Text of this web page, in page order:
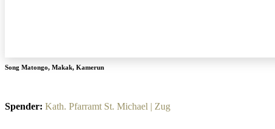
Song Matongo, Makak, Kamerun
Spender: Kath. Pfarramt St. Michael | Zug